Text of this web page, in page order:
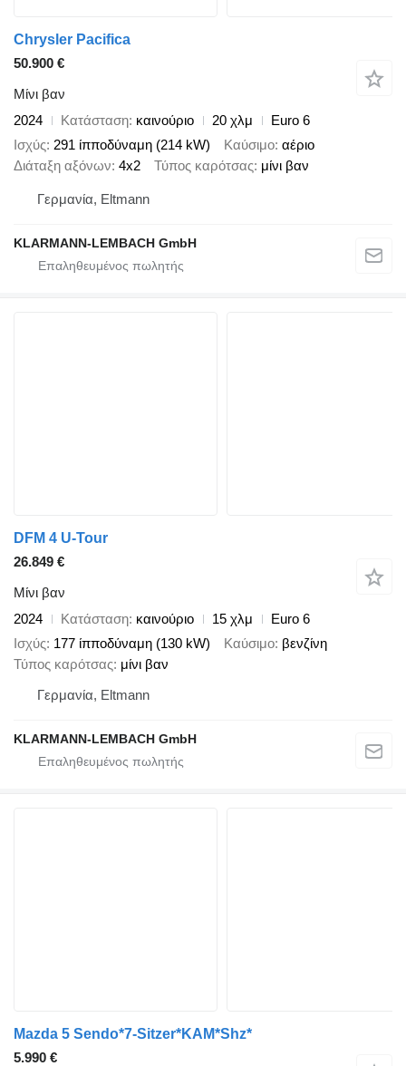
Chrysler Pacifica
50.900 €
Μίνι βαν
2024
Κατάσταση καινούριο 20 χλμ
Euro 6
Ισχύς 291 ίπποδύναμη (214 kW) Καύσιμο αέριο
Διάταξη αξόνων 4x2 Τύπος καρότσας μίνι βαν
Γερμανία, Eltmann
KLARMANN-LEMBACH GmbH
DFM 4 U-Tour
26.849 €
Μίνι βαν
2024
Κατάσταση καινούριο 15 χλμ
Euro 6
Ισχύς 177 ίπποδύναμη (130 kW) Καύσιμο βενζίνη
Τύπος καρότσας μίνι βαν
Γερμανία, Eltmann
KLARMANN-LEMBACH GmbH
Mazda 5 Sendo*7-Sitzer*KAM*Shz*
5.990 €